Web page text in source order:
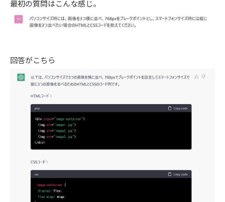
最初の質問はこんな感じ。
回答がこちら